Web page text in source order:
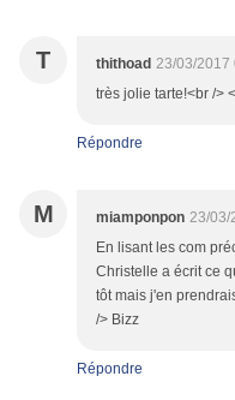
T thithoad 23/03/2017
très jolie tarte!<br />
Répondre
M miamponpon 23/03/
En lisant les com
Christelle a écrit ce
tôt mais j'en
/> Bizz
Répondre